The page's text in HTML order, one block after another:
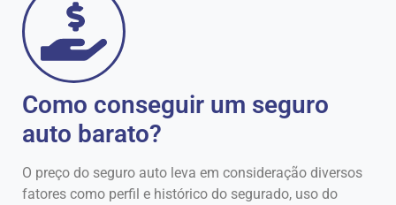
Como conseguir um seguro
auto barato?
O preço do seguro auto leva em consideração diversos
fatores como perfil e histórico do segurado, uso do